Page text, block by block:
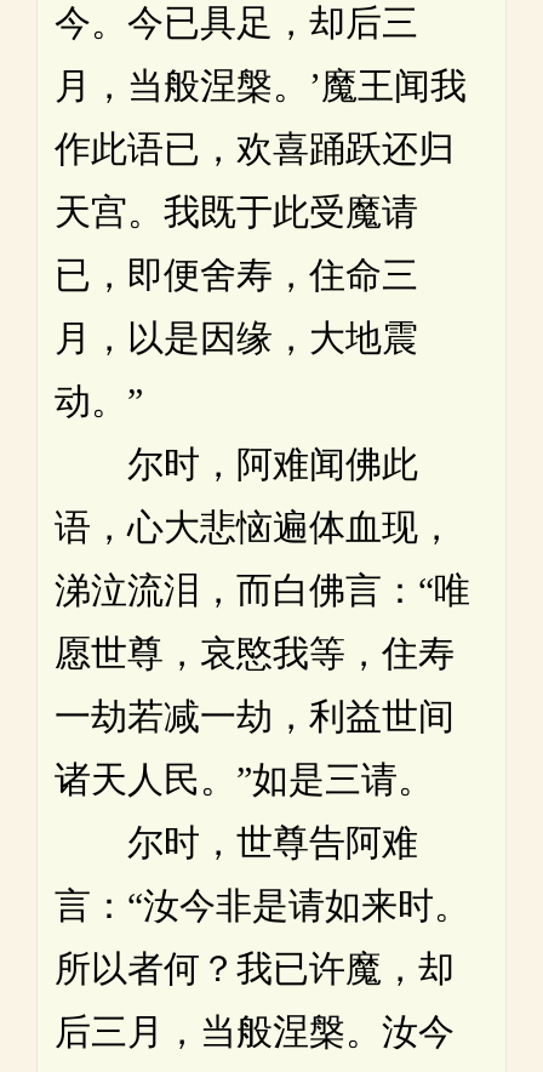
今。今已具足，却后三
月，当般涅槃。’魔王闻我
作此语已，欢喜踊跃还归
天宫。我既于此受魔请
已，即便舍寿，住命三
月，以是因缘，大地震
动。”
尔时，阿难闻佛此
语，心大悲恼遍体血现，
涕泣流泪，而白佛言：“唯
愿世尊，哀愍我等，住寿
一劫若减一劫，利益世间
诸天人民。”如是三请。
尔时，世尊告阿难
言：“汝今非是请如来时。
所以者何？我已许魔，却
后三月，当般涅槃。汝今